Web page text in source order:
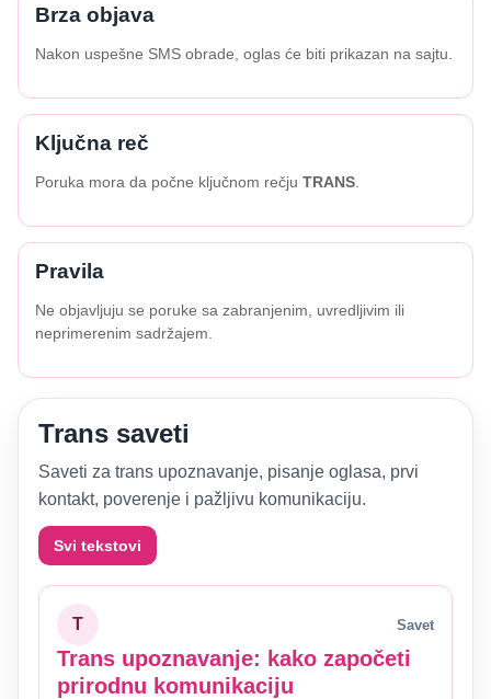
Brza objava
Nakon uspešne SMS obrade, oglas će biti prikazan na sajtu.
Ključna reč
Poruka mora da počne ključnom rečju TRANS
Pravila
Ne objavljuju se poruke sa zabranjenim, uvredljivim ili
neprimerenim sadržajem.
Trans saveti
Saveti za trans upoznavanje, pisanje oglasa, prvi
kontakt, poverenje i pažljivu komunikaciju.
Svi tekstovi
T Savet
Trans upoznavanje: kako započeti
prirodnu komunikaciju